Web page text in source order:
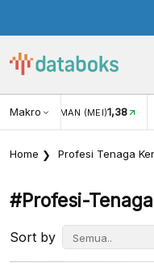
MakroWISMAN (MEI)1,38
Home Profesi Tenaga
#profesi-
Sort by